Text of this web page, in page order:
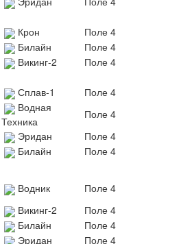
Крон
Поле 4
Билайн
Поле 4
Викинг-2
Поле 4
Сплав-1
Поле 4
Водная
Техника
Поле 4
Эридан
Поле 4
Билайн
Поле 4
Водник
Поле 4
Викинг-2
Поле 4
Билайн
Поле 4
Эридан
Поле 4